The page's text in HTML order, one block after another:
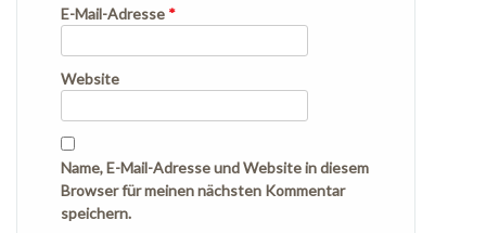
E-Mail-Adresse *
Website
Name, E-Mail-Adresse und Website in diesem
Browser für meinen nächsten Kommentar
speichern.